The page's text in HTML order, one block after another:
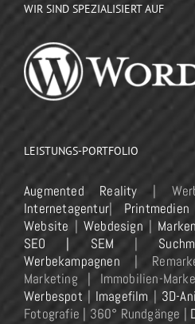
WIR SIND SPEZIALISIERT AUF
LEISTUNGS-PORTFOLIO
Augmented Reality |
Internetagentur| Printmedien
Website | Webdesign |
SEO | SEM |
Werbekampagnen |
Marketing | Immobilien-
Werbespot | Imagefilm | 3D-
Fotografie | 360° Rundgänge |